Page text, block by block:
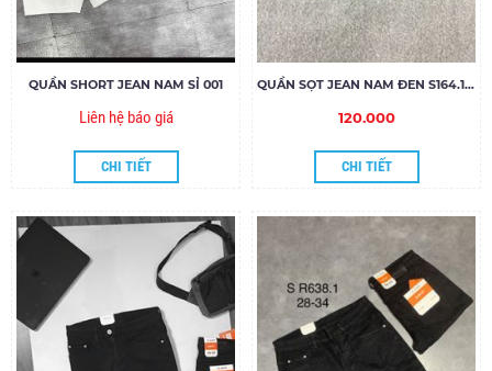
QUẦN SHORT JEAN NAM SỈ 001
Liên hệ báo giá
CHI TIẾT
QUẦN SỌT JEAN NAM ĐEN S164.120
120.000
CHI TIẾT